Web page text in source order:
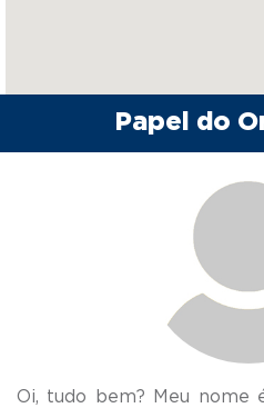
Papel do
Oi, tudo bem? Meu nome